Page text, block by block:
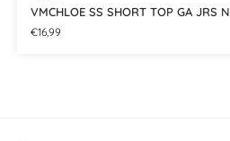
VMCHLOE SS SHORT TOP GA JRS
€16,99